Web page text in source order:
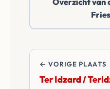
betalen
en
← VORIGE PLAATS
Ter Idzard /